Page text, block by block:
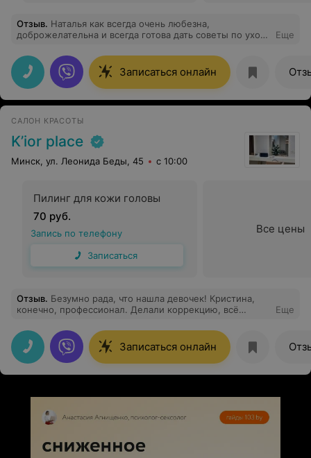
Отзыв. Наталья как всегда очень любезна,
доброжелательна и всегда готова дать советы по уходу
очень внимально и аккуратна
Еще
Записаться онлайн
САЛОН КРАСОТЫ
K’ior place
Минск, ул. Леонида Беды, 45 с 10:00
Пилинг для кожи головы
70 руб.
Запись по телефону
Записаться
Все цены
Отзыв. Безумно рада, что нашла девочек! Кристина,
конечно, профессионал. Делали коррекцию, всё
единой боли распутали, приятная атмосфера, а
результат огонь вообще! Очень нравится, что со мной
коммуницируют, интересуются моими желаниями, и,
не мало важно, предлагают разные идеи, как можно
улучшить волосы, вид ! Лучшие
Еще
Записаться онлайн